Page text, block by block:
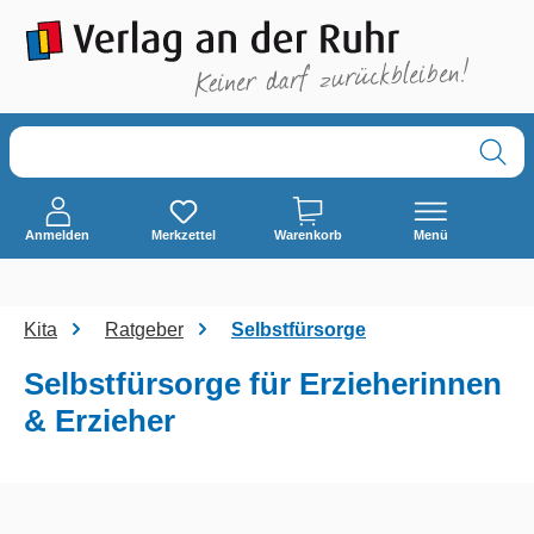
springen
Anmelden Merkzettel Warenkorb Menü
Kita Ratgeber Selbstfürsorge
Selbstfürsorge für Erzieherinnen
& Erzieher